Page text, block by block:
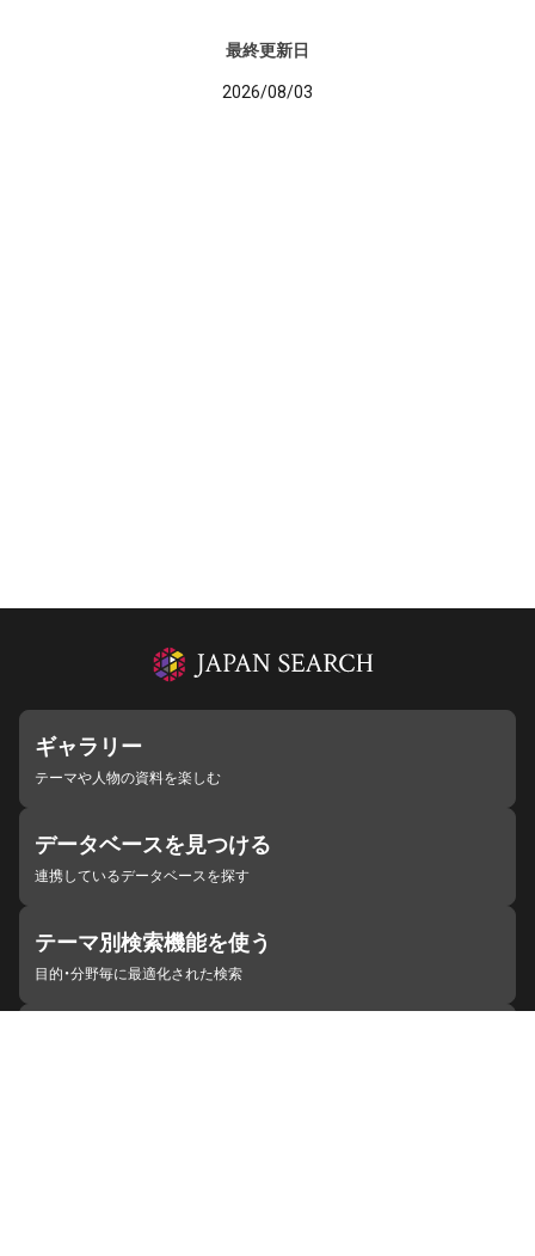
最終更新日
2026/08/03
ギャラリー
テーマや人物の資料を楽しむ
データベースを見つける
連携しているデータベースを探す
テーマ別検索機能を使う
目的・分野毎に最適化された検索